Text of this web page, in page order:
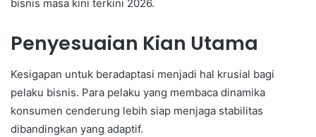
bisnis masa kini terkini 2026.
Penyesuaian Kian Utama
Kesigapan untuk beradaptasi menjadi hal krusial bagi
pelaku bisnis. Para pelaku yang membaca dinamika
konsumen cenderung lebih siap menjaga stabilitas
dibandingkan yang adaptif.